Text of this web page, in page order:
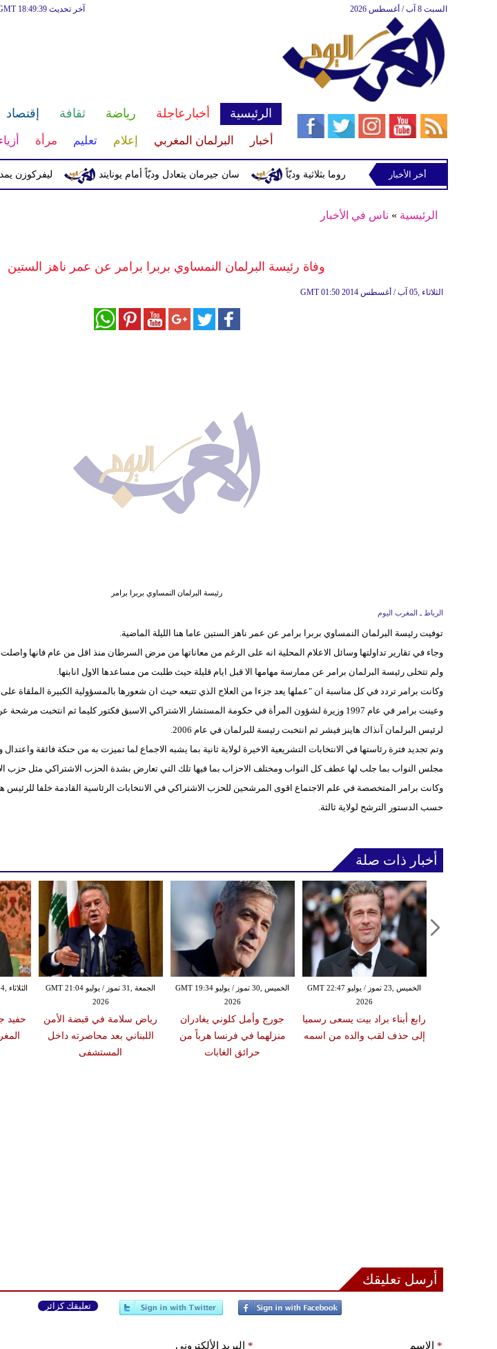
آخر تحديث GMT 18:49:39 السبت 8 آب / أغسطس 2026
الرئيسية أخبارعاجلة رياضة ثقافة إقتصاد
أخبار البرلمان المغربي إعلام تعليم مرأة
ليفركوزن يمدد سان جيرمان يتعادل وديّاً أمام يونايتد برايتون يقسو على روما بثلاثية وديّاً
أخر الأخبار
الرئيسية » ناس في الأخبار
وفاة رئيسة البرلمان النمساوي بربرا برامر عن عمر ناهز الستين
GMT 01:50 2014 الثلاثاء ,05 آب / أغسطس
رئيسة البرلمان النمساوي بربرا برامر
الرباط ـ المغرب اليوم
توفيت رئيسة البرلمان النمساوي بربرا برامر عن عمر ناهز الستين عاما هنا الليلة الماضية.
وجاء في تقارير تداولتها وسائل الاعلام المحلية انه على الرغم من معاناتها من مرض السرطان منذ اقل من عام فانها واصلت
ولم تتخلى رئيسة البرلمان برامر عن ممارسة مهامها الا قبل ايام قليلة حيث طلبت من مساعدها الاول انابتها.
وكانت برامر تردد في كل مناسبة ان "عملها يعد جزءا من العلاج الذي تتبعه حيث ان شعورها بالمسؤولية الكبيرة الملقاة على
وعينت برامر في عام 1997 وزيرة لشؤون المرأة في حكومة المستشار الاشتراكي الاسبق فكتور كليما ثم انتخبت
لرئيس البرلمان آنذاك هاينز فيشر ثم انتخبت رئيسة للبرلمان في عام 2006.
وتم تجديد فترة رئاستها في الانتخابات التشريعية الاخيرة لولاية ثانية بما يشبه الاجماع لما تميزت به من حنكة فائقة
مجلس النواب بما جلب لها عطف كل النواب ومختلف الاحزاب بما فيها تلك التي تعارض بشدة الحزب الاشتراكي مثل حزب
وكانت برامر المتخصصة في علم الاجتماع اقوى المرشحين للحزب الاشتراكي في الانتخابات الرئاسية القادمة خلفا للرئيس
حسب الدستور الترشح لولاية ثالثة.
أخبار ذات صلة
حفيد
الجمعة ,31 تموز / يوليو GMT 21:04
2026
رياض سلامة في قبضة الأمن
اللبناني بعد محاصرته داخل
المستشفى
الخميس ,30 تموز / يوليو GMT 19:34
2026
جورج وأمل كلوني يغادران
منزلهما في فرنسا هرباً من
حرائق الغابات
الخميس ,23 تموز / يوليو GMT 22:47
2026
رابع أبناء براد بيت يسعى رسميا
إلى حذف لقب والده من اسمه
أرسل تعليقك
تعليقك كزائر
الإسم * البريد الألكتروني *